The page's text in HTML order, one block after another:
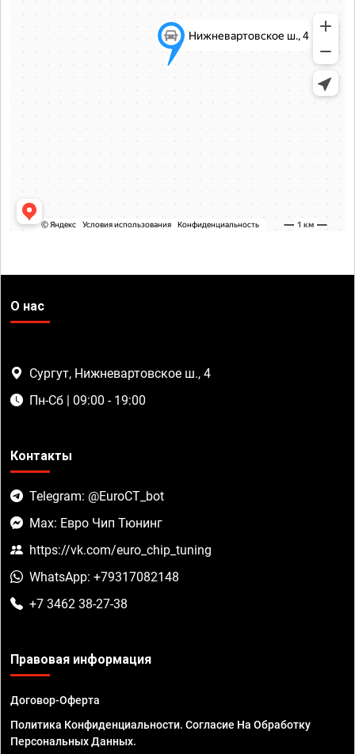
О нас
Сургут, Нижневартовское ш., 4
Пн-Сб | 09:00 - 19:00
Контакты
Telegram: @EuroCT_bot
Max: Евро Чип Тюнинг
https://vk.com/euro_chip_tuning
WhatsApp: +79317082148
+7 3462 38-27-38
Правовая информация
Договор-Оферта
Политика Конфиденциальности. Согласие На Обработку
Персональных Данных.